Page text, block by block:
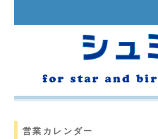
営業カレンダー